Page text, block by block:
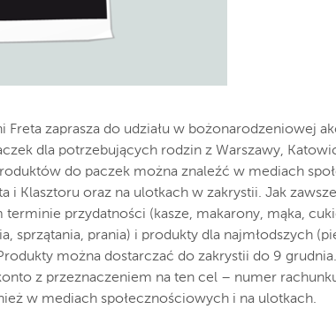
Freta zaprasza do udziału w bożonarodzeniowej
dla potrzebujących rodzin z Warszawy,
do paczek można znaleźć w mediach
i Klasztoru oraz na ulotkach w zakrystii. Jak
terminie przydatności (kasze, makarony, mąka,
sprzątania, prania) i produkty dla najmłodszych
można dostarczać do zakrystii do 9
z przeznaczeniem na ten cel – numer
w mediach społecznościowych i na ulotkach.